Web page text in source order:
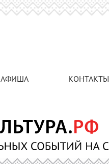
АФИША КОНТАКТЫ